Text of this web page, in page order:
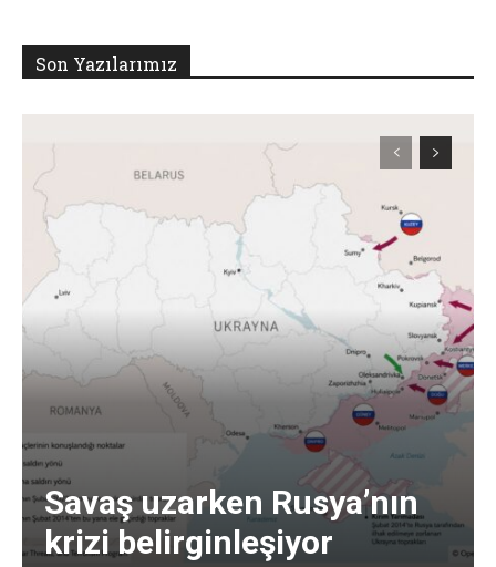
Son Yazılarımız
Savaş uzarken Rusya’nın
krizi belirginleşiyor